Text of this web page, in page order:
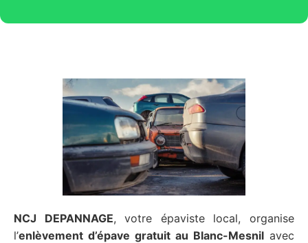
NCJ DEPANNAGE, votre épaviste local, organise
l’enlèvement d’épave gratuit au Blanc-Mesnil avec